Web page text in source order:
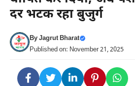
दर भटक रहा बुजुर्ग
ByJagrut Bharat
Published on: November 21, 2025